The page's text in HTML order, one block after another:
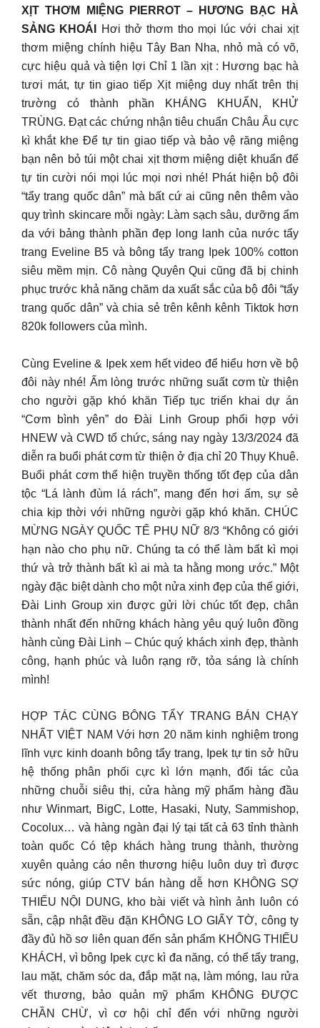
XỊT THƠM MIỆNG PIERROT – HƯƠNG BẠC HÀ
SẢNG KHOÁI
Hơi thở thơm tho mọi lúc với chai xịt
thơm miệng chính hiệu Tây Ban Nha, nhỏ mà có võ,
cực hiệu quả và tiện lợi Chỉ 1 lần xịt : Hương bạc hà
tươi mát, tự tin giao tiếp Xịt miệng duy nhất trên thị
trường có thành phần KHÁNG KHUẨN, KHỬ
TRÙNG. Đạt các chứng nhận tiêu chuẩn Châu Âu cực
kì khắt khe Để tự tin giao tiếp và bảo vệ răng miệng
bạn nên bỏ túi một chai xịt thơm miệng diệt khuẩn để
tự tin cười nói mọi lúc mọi nơi nhé! Phát hiện bộ đôi
“tẩy trang quốc dân” mà bất cứ ai cũng nên thêm vào
quy trình skincare mỗi ngày: Làm sạch sâu, dưỡng ẩm
da với bảng thành phần đẹp long lanh của nước tẩy
trang Eveline B5 và bông tẩy trang Ipek 100% cotton
siêu mềm mịn. Cô nàng Quyên Qui cũng đã bị chinh
phục trước khả năng chăm da xuất sắc của bộ đôi “tẩy
trang quốc dân” và chia sẻ trên kênh kênh Tiktok hơn
820k followers của mình.
Cùng Eveline & Ipek xem hết video để hiểu hơn về bộ
đôi này nhé! Ấm lòng trước những suất cơm từ thiện
cho người gặp khó khăn Tiếp tục triển khai dự án
“Cơm bình yên” do Đài Linh Group phối hợp với
HNEW và CWD tổ chức, sáng nay ngày 13/3/2024 đã
diễn ra buổi phát cơm từ thiện ở địa chỉ 20 Thụy Khuê.
Buổi phát cơm thể hiện truyền thống tốt đẹp của dân
tộc “Lá lành đùm lá rách”, mang đến hơi ấm, sự sẻ
chia kịp thời với những người gặp khó khăn. CHÚC
MỪNG NGÀY QUỐC TẾ PHỤ NỮ 8/3 “Không có giới
hạn nào cho phụ nữ. Chúng ta có thể làm bất kì mọi
thứ và trở thành bất kì ai mà ta hằng mong ước.” Một
ngày đặc biệt dành cho một nửa xinh đẹp của thế giới,
Đài Linh Group xin được gửi lời chúc tốt đẹp, chân
thành nhất đến những khách hàng yêu quý luôn đồng
hành cùng Đài Linh – Chúc quý khách xinh đẹp, thành
công, hạnh phúc và luôn rạng rỡ, tỏa sáng là chính
mình!
HỢP TÁC CÙNG BÔNG TẨY TRANG BÁN CHẠY
NHẤT VIỆT NAM Với hơn 20 năm kinh nghiệm trong
lĩnh vực kinh doanh bông tẩy trang, Ipek tự tin sở hữu
hệ thống phân phối cực kì lớn mạnh, đối tác của
những chuỗi siêu thị, cửa hàng mỹ phẩm hàng đầu
như Winmart, BigC, Lotte, Hasaki, Nuty, Sammishop,
Cocolux… và hàng ngàn đại lý tại tất cả 63 tỉnh thành
toàn quốc Có tệp khách hàng trung thành, thường
xuyên quảng cáo nên thương hiệu luôn duy trì được
sức nóng, giúp CTV bán hàng dễ hơn KHÔNG SỢ
THIẾU NỘI DUNG, kho bài viết và hình ảnh luôn có
sẵn, cập nhật đều đặn KHÔNG LO GIẤY TỜ, công ty
đầy đủ hồ sơ liên quan đến sản phẩm KHÔNG THIẾU
KHÁCH, vì bông Ipek cực kì đa năng, có thể tẩy trang,
lau mặt, chăm sóc da, đắp mặt nạ, làm móng, lau rửa
vết thương, bảo quản mỹ phẩm KHÔNG ĐƯỢC
CHẦN CHỪ, vì cơ hội chỉ đến với những người